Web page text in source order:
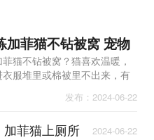
加菲猫不钻被窝 宠物
窝的方法
猫不钻被窝？猫喜欢温暖，
服堆里或棉被里不出来，有
样训练才不会钻被窝呢？
发布：2024-06-22
菲猫上厕所
2024-06-22